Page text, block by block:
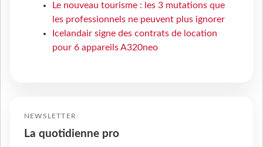
Le nouveau tourisme : les 3 mutations que
les professionnels ne peuvent plus ignorer
Icelandair signe des contrats de location
pour 6 appareils A320neo
NEWSLETTER
La quotidienne pro